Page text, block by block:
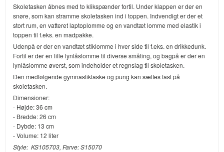
Skoletasken åbnes med to klikspænder fortil. Under klappen er der en
snøre, som kan stramme skoletasken ind i toppen. Indvendigt er der et
stort rum, en vatteret laptoplomme og en vandtæt lomme med elastik i
toppen til f.eks. en madpakke.
Udenpå er der en vandtæt stiklomme i hver side til f.eks. en drikkedunk.
Fortil er der en lille lynlåslomme til diverse småting, og bagpå er der en
lynlåslomme øverst, som indeholder et regnslag til skoletasken.
Den medfølgende gymnastiktaske og pung kan sættes fast på
skoletasken.
Dimensioner:
- Højde: 36 cm
- Bredde: 26 cm
- Dybde: 13 cm
- Volume: 12 liter
Style: KS105703, Farve: S15070